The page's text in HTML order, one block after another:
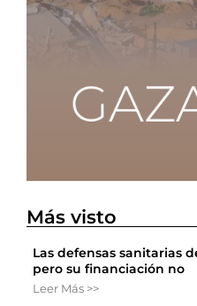
Más visto
Las defensas sanitarias
pero su financiación no
Leer Más >>